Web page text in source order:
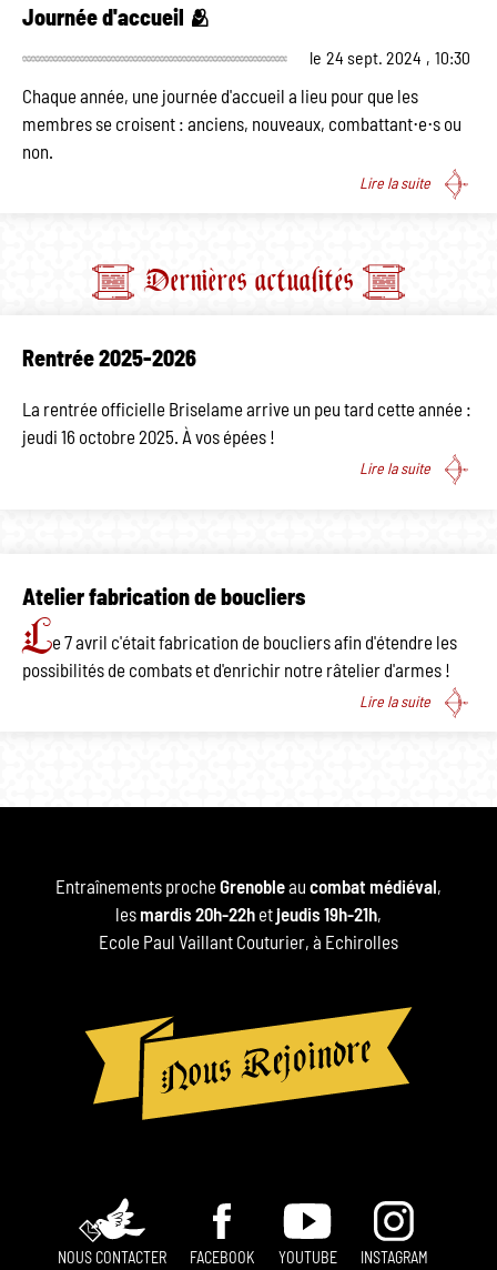
Journée d'accueil 🫂
le 24 sept. 2024 , 10:30
Chaque année, une journée d'accueil a lieu pour que les
membres se croisent : anciens, nouveaux, combattant⋅e⋅s ou
non.
Lire la suite
Dernières actualités
Rentrée 2025-2026
La rentrée officielle Briselame arrive un peu tard cette année :
jeudi 16 octobre 2025. À vos épées !
Lire la suite
Atelier fabrication de boucliers
Le 7 avril c'était fabrication de boucliers afin d'étendre les
possibilités de combats et d'enrichir notre râtelier d'armes !
Lire la suite
Entraînements procheGrenobleau combat médiéval ,
les mardis 20h-22h etjeudis 19h-21h,
Ecole Paul Vaillant Couturier, à Echirolles
NOUS CONTACTER FACEBOOK YOUTUBE INSTAGRAM